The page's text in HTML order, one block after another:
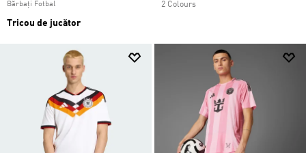
Bărbați Fotbal
Tricou de jucător
2 Colours